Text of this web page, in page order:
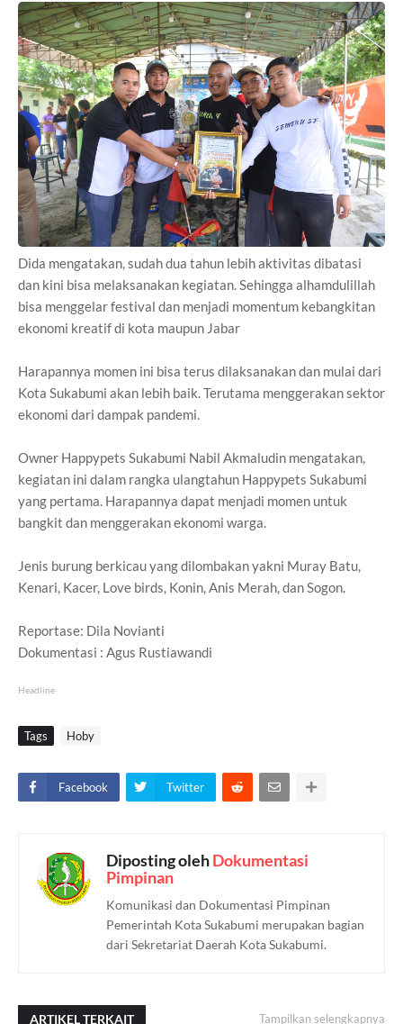
Dida mengatakan, sudah dua tahun lebih aktivitas dibatasi
dan kini bisa melaksanakan kegiatan. Sehingga alhamdulillah
bisa menggelar festival dan menjadi momentum kebangkitan
ekonomi kreatif di kota maupun Jabar
Harapannya momen ini bisa terus dilaksanakan dan mulai dari
Kota Sukabumi akan lebih baik. Terutama menggerakan sektor
ekonomi dari dampak pandemi.
Owner Happypets Sukabumi Nabil Akmaludin mengatakan,
kegiatan ini dalam rangka ulangtahun Happypets Sukabumi
yang pertama. Harapannya dapat menjadi momen untuk
bangkit dan menggerakan ekonomi warga.
Jenis burung berkicau yang dilombakan yakni Muray Batu,
Kenari, Kacer, Love birds, Konin, Anis Merah, dan Sogon.
Reportase: Dila Novianti
Dokumentasi : Agus Rustiawandi
Headline
Tags Hoby
Facebook Twitter
Diposting olehDokumentasi
Pimpinan
Komunikasi dan Dokumentasi Pimpinan
Pemerintah Kota Sukabumi merupakan bagian
dari Sekretariat Daerah Kota Sukabumi.
ARTIKEL TERKAIT Tampilkan selengkapnya